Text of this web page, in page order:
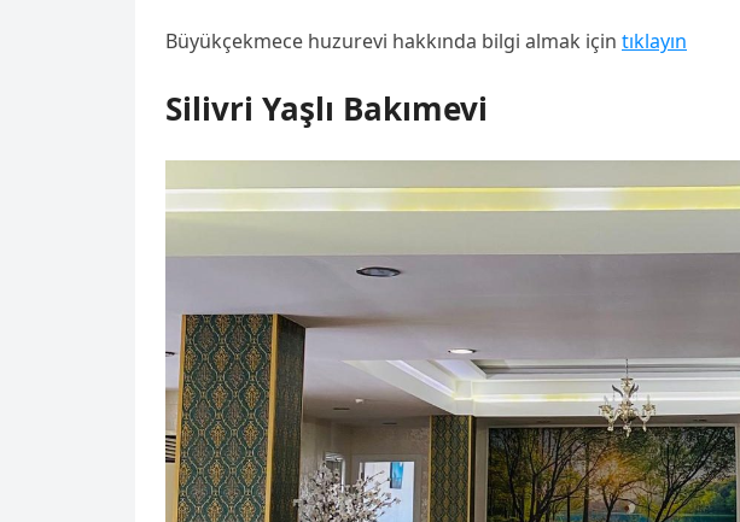
Büyükçekmece huzurevi hakkında bilgi almak için tıklayın
Silivri Yaşlı Bakımevi